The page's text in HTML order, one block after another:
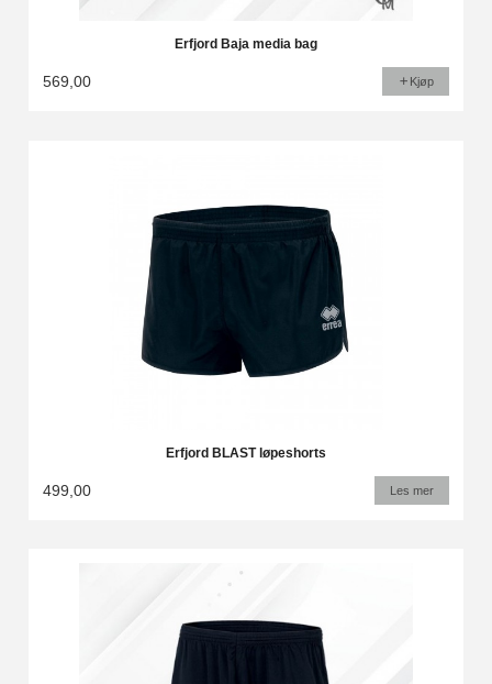
Erfjord Baja media bag
569,00 Kjøp
Erfjord BLAST løpeshorts
499,00 Les mer